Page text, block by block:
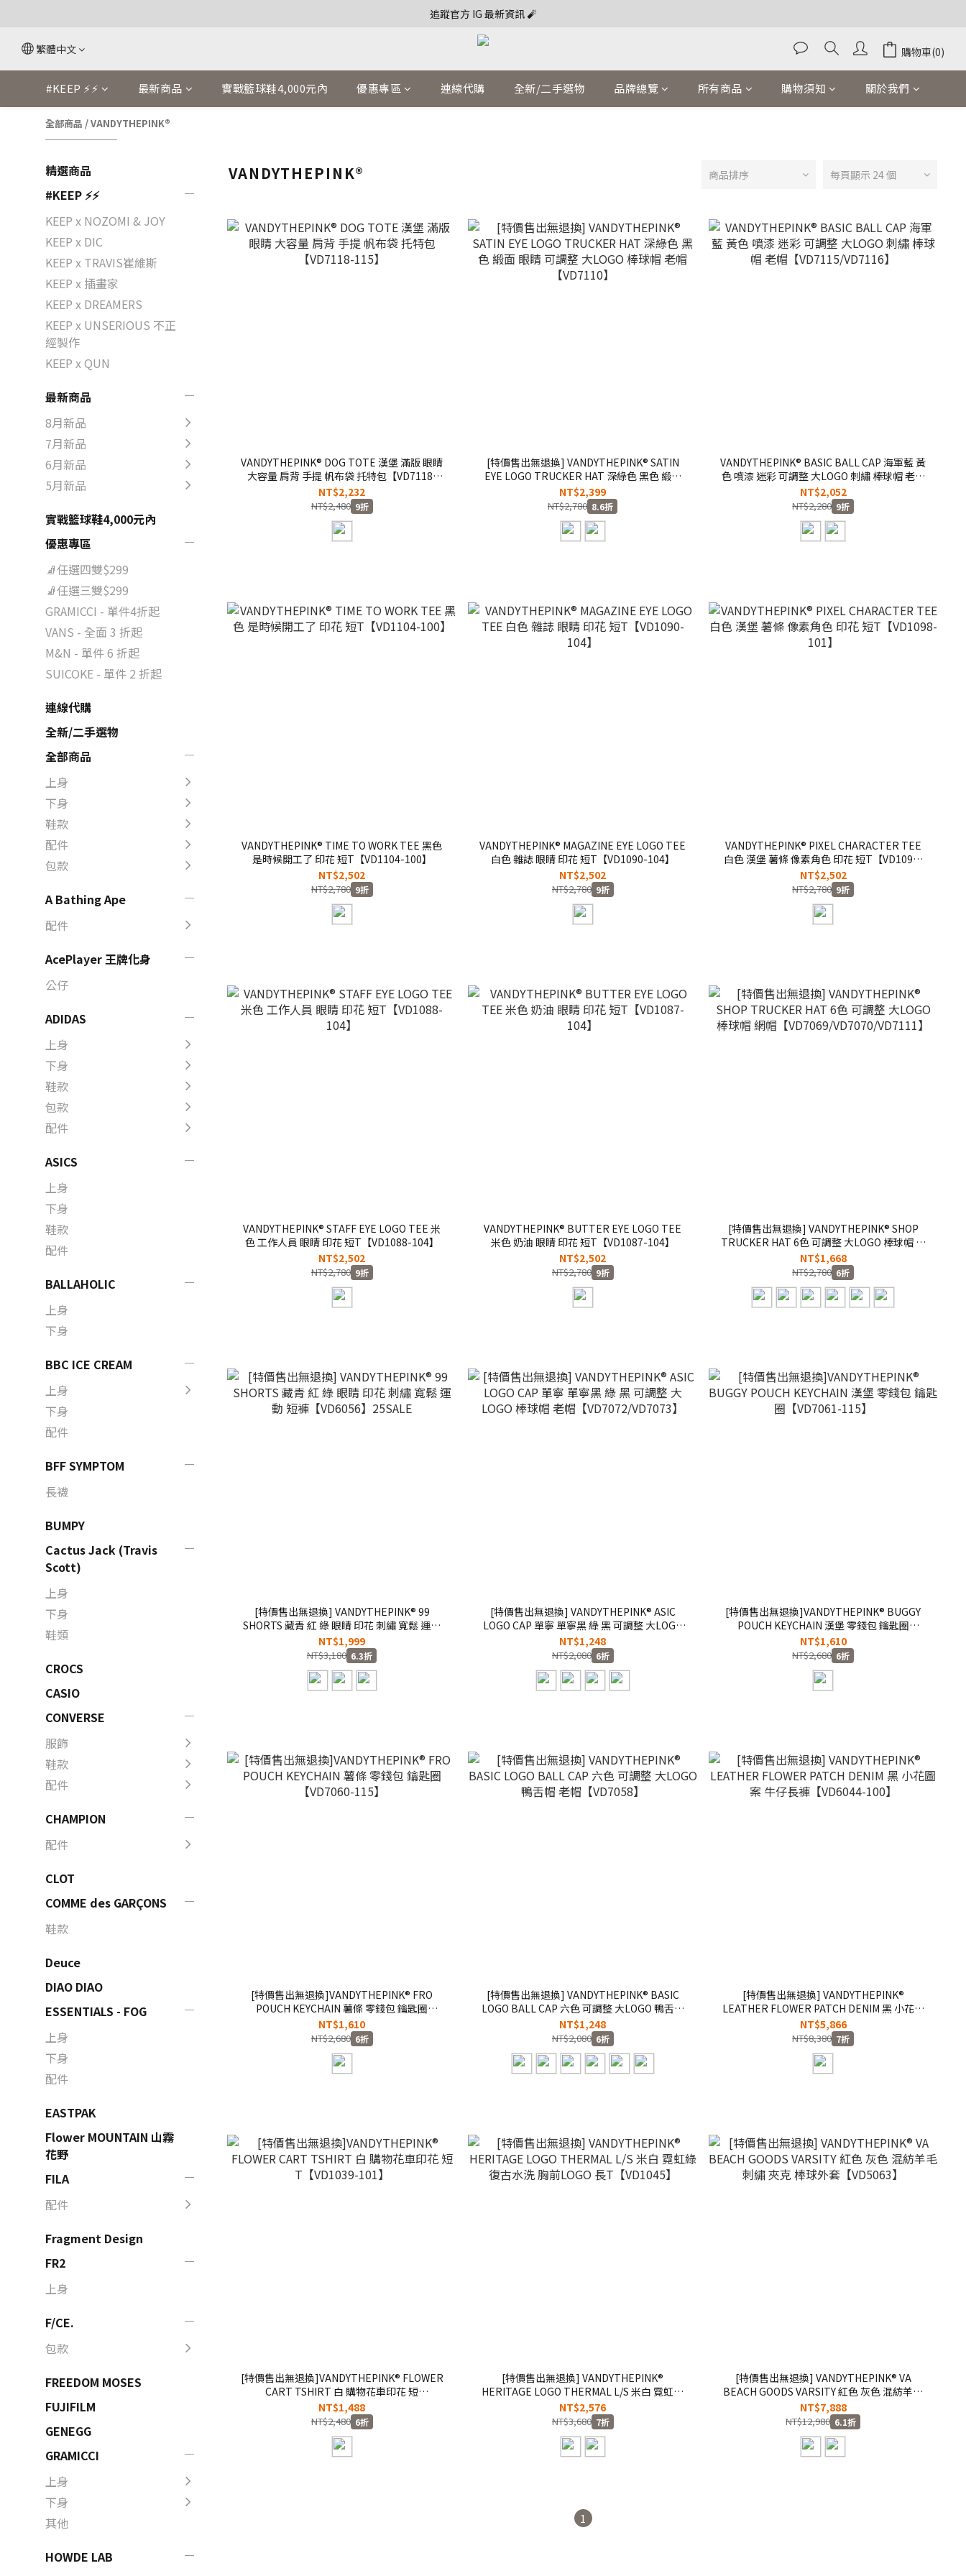
追蹤官方 IG 最新資訊 🧨
繁體中文 購物車(0)
#KEEP ⚡⚡ 最新商品 實戰籃球鞋4,000元內 優惠專區 連線代購 全新/二手選物 品牌總覽 所有商品 購物須知 關於我們
全部商品 /VANDYTHEPINK®
精選商品
#KEEP ⚡⚡
KEEP x NOZOMI & JOY
KEEP x DIC
KEEP x TRAVIS崔維斯
KEEP x 插畫家
KEEP x DREAMERS
KEEP x UNSERIOUS 不正
經製作
KEEP x QUN
最新商品
8月新品
7月新品
6月新品
5月新品
實戰籃球鞋4,000元內
優惠專區
🧦任選四雙$299
🧦任選三雙$299
GRAMICCI - 單件4折起
VANS - 全面 3 折起
M&N - 單件 6 折起
SUICOKE - 單件 2 折起
連線代購
全新/二手選物
全部商品
上身
下身
鞋款
配件
包款
A Bathing Ape
配件
AcePlayer 王牌化身
公仔
ADIDAS
上身
下身
鞋款
包款
配件
ASICS
上身
下身
鞋款
配件
BALLAHOLIC
上身
下身
BBC ICE CREAM
上身
下身
配件
BFF SYMPTOM
長襪
BUMPY
Cactus Jack (Travis
Scott)
上身
下身
鞋類
CROCS
CASIO
CONVERSE
服飾
鞋款
配件
CHAMPION
配件
CLOT
COMME des GARÇONS
鞋款
Deuce
DIAO DIAO
ESSENTIALS - FOG
上身
下身
配件
EASTPAK
Flower MOUNTAIN 山霧
花野
FILA
配件
Fragment Design
FR2
上身
F/CE.
包款
FREEDOM MOSES
FUJIFILM
GENEGG
GRAMICCI
上身
下身
其他
HOWDE LAB
VANDYTHEPINK® 商品排序 每頁顯示 24 個
VANDYTHEPINK® DOG TOTE 漢堡 滿版 眼睛
大容量 肩背 手提 帆布袋 托特包【VD7118-
115】
NT$2,232
NT$2,480 9折
[特價售出無退換] VANDYTHEPINK® SATIN
EYE LOGO TRUCKER HAT 深綠色 黑色 緞面
眼睛 可調整 大LOGO 棒球帽 老帽【VD7110】
NT$2,399
NT$2,780 8.6折
VANDYTHEPINK® BASIC BALL CAP 海軍藍 黃
色 噴漆 迷彩 可調整 大LOGO 刺繡 棒球帽 老帽
【VD7115/VD7116】
NT$2,052
NT$2,280 9折
VANDYTHEPINK® TIME TO WORK TEE 黑色
是時候開工了 印花 短T【VD1104-100】
NT$2,502
NT$2,780 9折
VANDYTHEPINK® MAGAZINE EYE LOGO TEE
白色 雜誌 眼睛 印花 短T【VD1090-104】
NT$2,502
NT$2,780 9折
VANDYTHEPINK® PIXEL CHARACTER TEE
白色 漢堡 薯條 像素角色 印花 短T【VD1098-
101】
NT$2,502
NT$2,780 9折
VANDYTHEPINK® STAFF EYE LOGO TEE 米
色 工作人員 眼睛 印花 短T【VD1088-104】
NT$2,502
NT$2,780 9折
VANDYTHEPINK® BUTTER EYE LOGO TEE
米色 奶油 眼睛 印花 短T【VD1087-104】
NT$2,502
NT$2,780 9折
[特價售出無退換] VANDYTHEPINK® SHOP
TRUCKER HAT 6色 可調整 大LOGO 棒球帽 網
帽【VD7069/VD7070/VD7111】
NT$1,668
NT$2,780 6折
[特價售出無退換] VANDYTHEPINK® 99
SHORTS 藏青 紅 綠 眼睛 印花 刺繡 寬鬆 運動
短褲【VD6056】25SALE
NT$1,999
NT$3,180 6.3折
[特價售出無退換] VANDYTHEPINK® ASIC
LOGO CAP 單寧 單寧黑 綠 黑 可調整 大LOGO
棒球帽 老帽【VD7072/VD7073】
NT$1,248
NT$2,080 6折
[特價售出無退換]VANDYTHEPINK® BUGGY
POUCH KEYCHAIN 漢堡 零錢包 鑰匙圈
【VD7061-115】
NT$1,610
NT$2,680 6折
[特價售出無退換]VANDYTHEPINK® FRO
POUCH KEYCHAIN 薯條 零錢包 鑰匙圈
【VD7060-115】
NT$1,610
NT$2,680 6折
[特價售出無退換] VANDYTHEPINK® BASIC
LOGO BALL CAP 六色 可調整 大LOGO 鴨舌帽
老帽【VD7058】
NT$1,248
NT$2,080 6折
[特價售出無退換] VANDYTHEPINK®
LEATHER FLOWER PATCH DENIM 黑 小花圖
案 牛仔長褲【VD6044-100】
NT$5,866
NT$8,380 7折
[特價售出無退換]VANDYTHEPINK® FLOWER
CART TSHIRT 白 購物花車印花 短
T【VD1039-101】
NT$1,488
NT$2,480 6折
[特價售出無退換] VANDYTHEPINK®
HERITAGE LOGO THERMAL L/S 米白 霓虹綠
復古水洗 胸前LOGO 長T【VD1045】
NT$2,576
NT$3,680 7折
[特價售出無退換] VANDYTHEPINK® VA
BEACH GOODS VARSITY 紅色 灰色 混紡羊毛
刺繡 夾克 棒球外套【VD5063】
NT$7,888
NT$12,980 6.1折
1